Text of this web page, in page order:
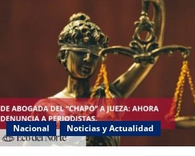
Nacional Noticias y Actualidad